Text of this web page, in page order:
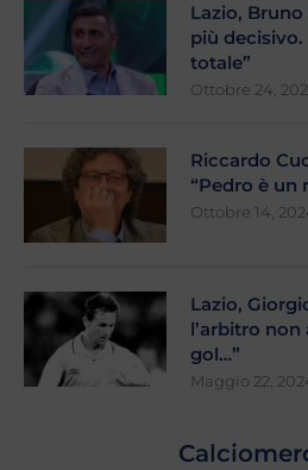
Lazio,
più
totale”
Ottobre 24,
Riccardo
“Pedro è un
Ottobre 14,
Lazio,
l’arbitro
gol…”
Maggio 22,